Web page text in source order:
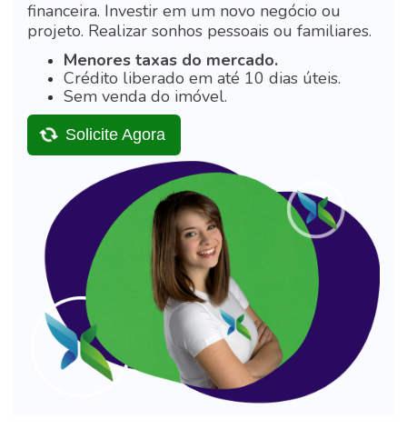
financeira. Investir em um novo negócio ou
projeto. Realizar sonhos pessoais ou familiares.
Menores taxas do mercado.
Crédito liberado em até 10 dias úteis.
Sem venda do imóvel.
Solicite Agora